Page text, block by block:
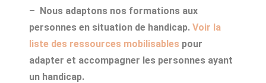
– Nous adaptons nos formations aux
personnes en situation de handicap. Voir la
liste des ressources mobilisables pour
adapter et accompagner les personnes ayant
un handicap.